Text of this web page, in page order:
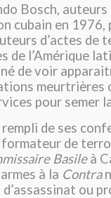
Bosch, auteurs
cubain en
d’actes de
l’Amérique
de voir
meurtrières
pour semer
de ses
formateur de
Basileà
à la Contra
ou